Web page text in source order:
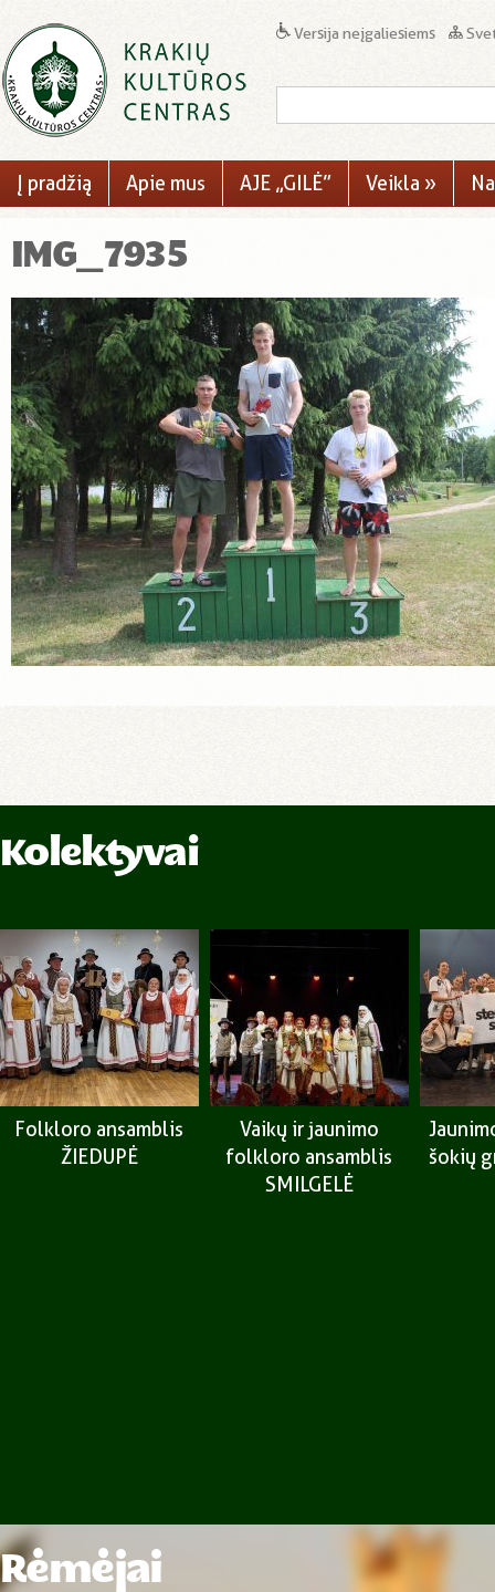
Versija neįgaliesiems
Į pradžią Apie mus AJE „GILĖ” Veikla »
IMG_7935
Kolektyvai
Folkloro ansamblis
ŽIEDUPĖ
Vaikų ir jaunimo
folkloro ansamblis
SMILGELĖ
šokių
Rėmėjai